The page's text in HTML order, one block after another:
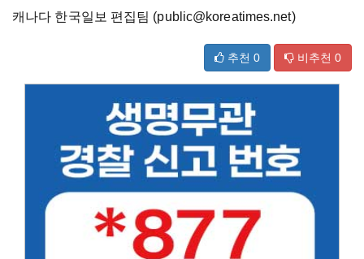
캐나다 한국일보 편집팀 (public@koreatimes.net)
추천 0 비추천 0